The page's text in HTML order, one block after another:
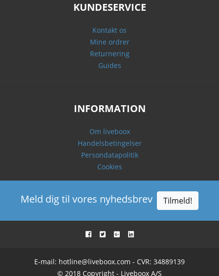
KUNDESERVICE
Kontakt os
Mine ordrer
Returnering
Guides
INFORMATION
Om liveboox
Handelsbetingelser
Persondatapolitik
Cookies
Meld dig til vores nyhedsbrev Tilmeld!
E-mail: hotline@liveboox.com - CVR: 34889139
© 2018 Copyright - Liveboox A/S